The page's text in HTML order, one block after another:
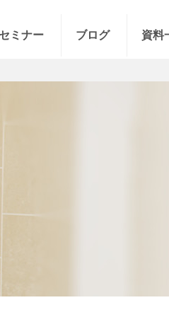
ミナー ブログ 資料